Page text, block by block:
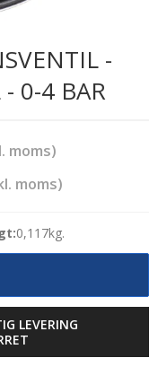
-
0-4 BAR
moms)
moms)
0,117kg.
LEVERING